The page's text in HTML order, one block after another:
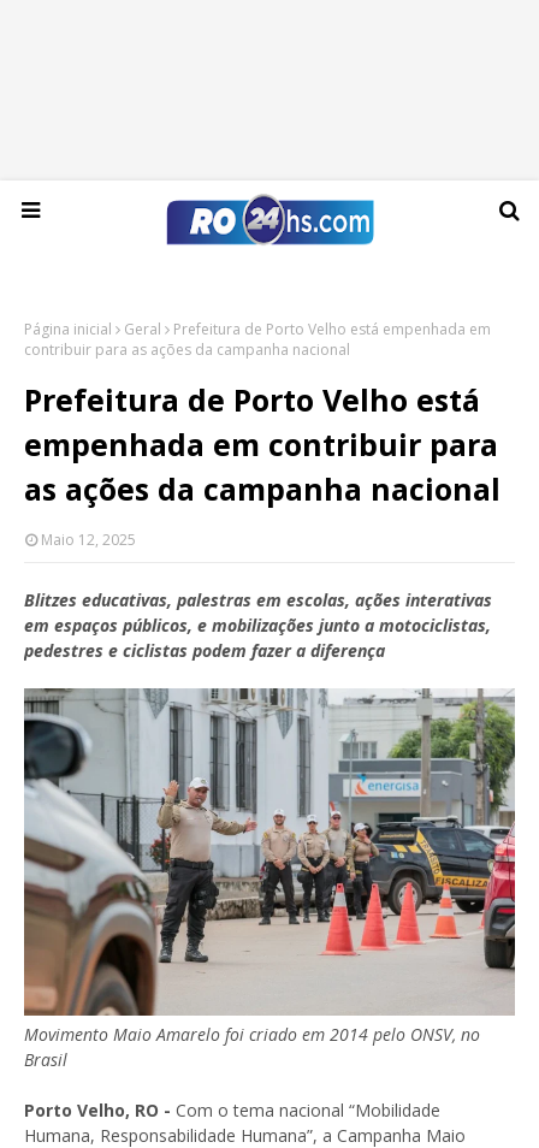
Sexta-feira, 07 de agosto de 2026
Página inicial Geral
Prefeitura de Porto Velho está empenhada em
contribuir para as ações da campanha nacional
Prefeitura de Porto Velho está
empenhada em contribuir para
as ações da campanha nacional
Maio 12, 2025
Blitzes educativas, palestras em escolas, ações interativas
em espaços públicos, e mobilizações junto a motociclistas,
pedestres e ciclistas podem fazer a diferença
Movimento Maio Amarelo foi criado em 2014 pelo ONSV, no
Brasil
Porto Velho, RO - Com o tema nacional “Mobilidade
Humana, Responsabilidade Humana”, a Campanha Maio